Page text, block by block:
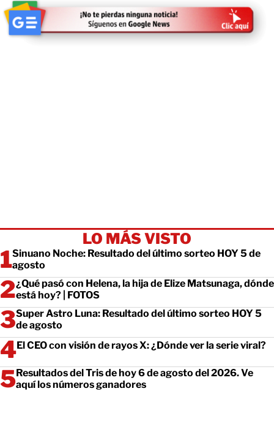
LO MÁS VISTO
Sinuano Noche: Resultado del último sorteo HOY 5 de
agosto
¿Qué pasó con Helena, la hija de Elize Matsunaga, dónde
está hoy? | FOTOS
Super Astro Luna: Resultado del último sorteo HOY 5
de agosto
El CEO con visión de rayos X: ¿Dónde ver la serie viral?
Resultados del Tris de hoy 6 de agosto del 2026. Ve
aquí los números ganadores